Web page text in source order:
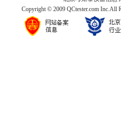
Copyright © 2009 QCtester.com Inc.All